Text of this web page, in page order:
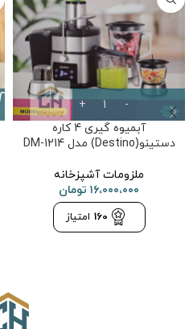
آبمیوه گیری 4 کاره
دستینو(Destino) مدل DM-1214
ملزومات آشپزخانه
۱۶،۰۰۰،۰۰۰ تومان
160 امتیاز